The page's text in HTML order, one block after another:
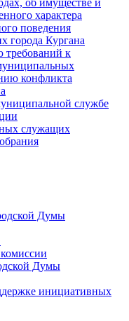
об имуществе и
характера
поведения
города Кургана
к
конфликта
службе
служащих
Думы
Думы
инициативных